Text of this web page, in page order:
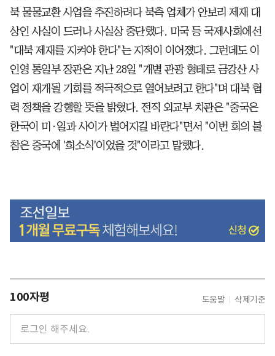
북 물물교환 사업을 추진하려다 북측 업체가 안보리 제재 대
상인 사실이 드러나 사실상 중단했다. 미국 등 국제사회에선
"대북 제재를 지켜야 한다"는 지적이 이어졌다. 그런데도 이
인영 통일부 장관은 지난 28일 "개별 관광 형태로 금강산 사
업이 재개될 기회를 적극적으로 열어보려고 한다"며 대북 협
력 정책을 강행할 뜻을 밝혔다. 전직 외교부 차관은 "중국은
한국이 미·일과 사이가 벌어지길 바란다"면서 "이번 회의 불
참은 중국에 '희소식'이었을 것"이라고 말했다.
100자평 도움말 삭제기준